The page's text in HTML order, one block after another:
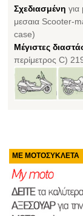
Σχεδιασμένη για
μεσαια Scooter-
case)
Μέγιστες
περίμετρος C)
ΜΕ ΜΟΤΟΣΥΚΛΕΤΑ